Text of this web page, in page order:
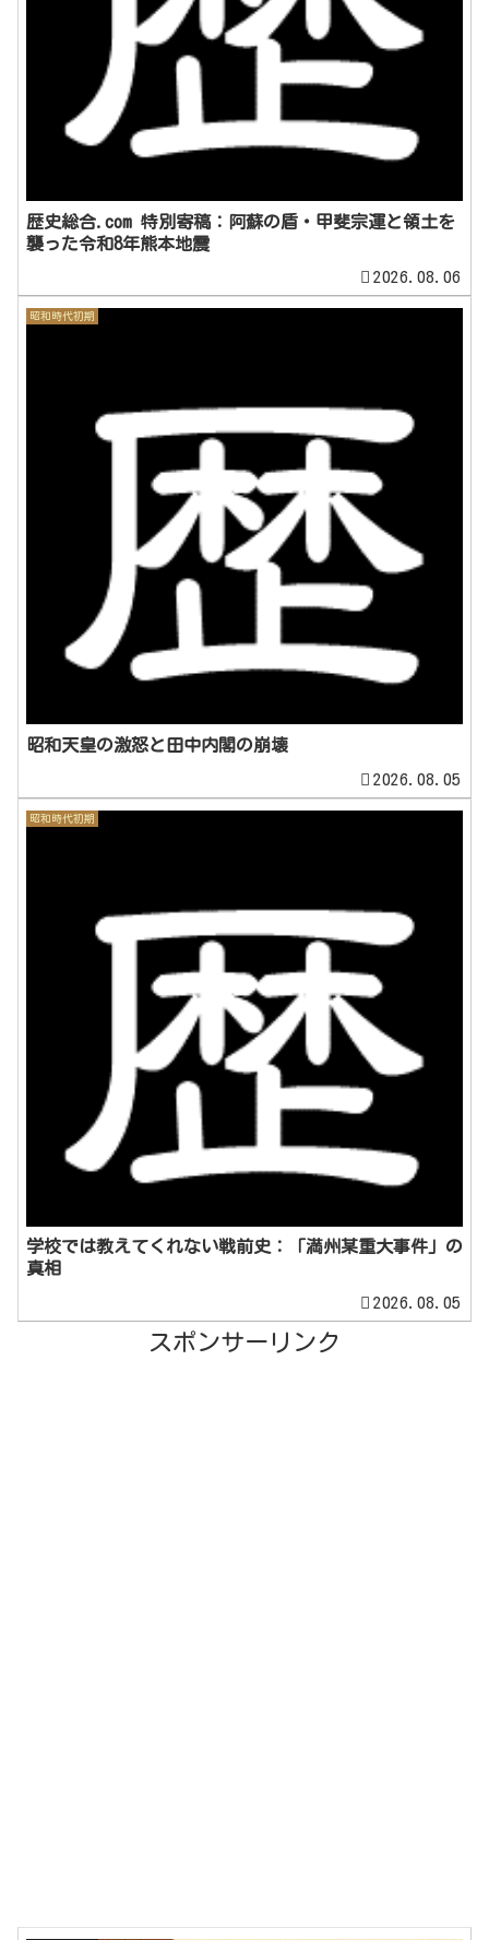
歴史総合.com 特別寄稿：阿蘇の盾・甲斐宗運と領土を
襲った令和8年熊本地震
2026.08.06
昭和時代初期
昭和天皇の激怒と田中内閣の崩壊
2026.08.05
昭和時代初期
学校では教えてくれない戦前史：「満州某重大事件」の
真相
2026.08.05
スポンサーリンク